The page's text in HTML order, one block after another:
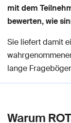
mit dem
bewerten, wie
Sie liefert damit
lange
Warum